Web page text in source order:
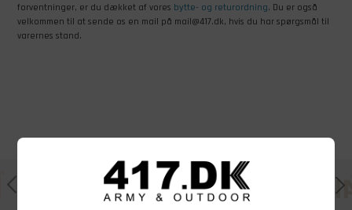
forventninger, er du dækket af vores bytte- og returordning. Du er også
velkommen til at sende os en mail på mail@417.dk, hvis du har spørgsmål til
varernes stand.